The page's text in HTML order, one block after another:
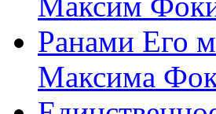
Ранами Его
Максима